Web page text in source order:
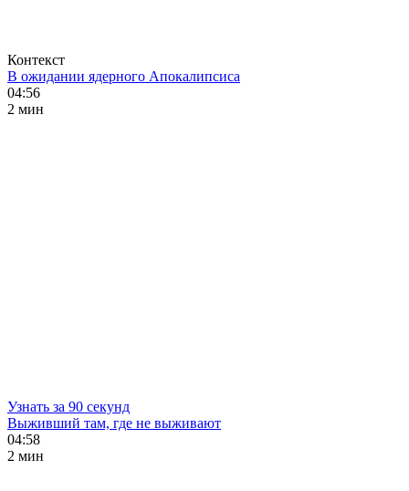
Контекст
В ожидании ядерного Апокалипсиса
04:56
2 мин
Узнать за 90 секунд
Выживший там, где не выживают
04:58
2 мин